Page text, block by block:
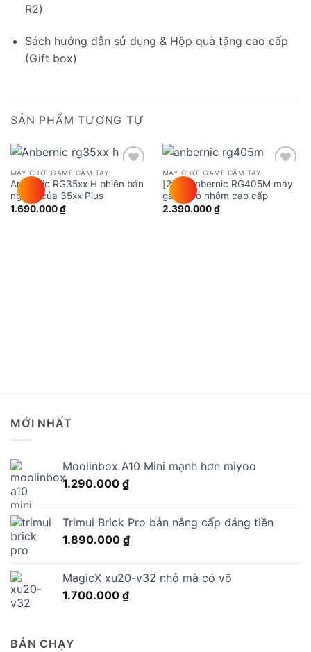
R2)
Sách hướng dẫn sử dụng & Hộp quà tặng cao cấp
(Gift box)
SẢN PHẨM TƯƠNG TỰ
Add to
wishlist
MÁY CHƠI GAME CẦM TAY
Anbernic RG35xx H phiên bản
ngang của 35xx Plus
1.690.000₫
Add to
wishlist
MÁY CHƠI GAME CẦM TAY
[2nd] Anbernic RG405M máy
game vỏ nhôm cao cấp
2.390.000₫
MỚI NHẤT
Moolinbox A10 Mini mạnh hơn miyoo
1.290.000 ₫
Trimui Brick Pro bản nâng cấp đáng tiền
1.890.000 ₫
MagicX xu20-v32 nhỏ mà có võ
1.700.000 ₫
BÁN CHẠY